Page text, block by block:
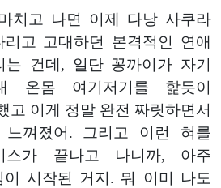
치고 나면 이제 다낭 사쿠라
고 고대하던 본격적인 연애
는 건데, 일단 꽁까이가 자기
온몸 여기저기를 핥듯이
고 이게 정말 완전 짜릿하면서
껴졌어. 그리고 이런 혀를
스가 끝나고 나니까, 아주
이 시작된 거지. 뭐 이미 나도